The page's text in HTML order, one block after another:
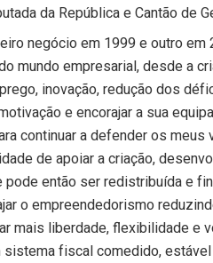
da República e Cantão de
negócio em 1999 e outro em
mundo empresarial, desde a
inovação, redução dos
e encorajar a sua
continuar a defender os
de apoiar a criação,
pode então ser redistribuída e
o empreendedorismo
mais liberdade, flexibilidade e
sistema fiscal comedido,